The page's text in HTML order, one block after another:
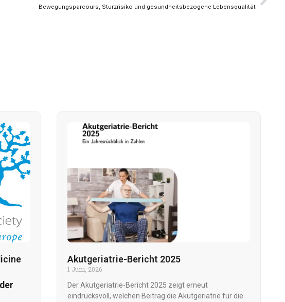
Bewegungsparcours, Sturzrisiko und gesundheitsbezogene Lebensqualität
Akutgeriatrie-Bericht 2025
1 Juni, 2026
Der Akutgeriatrie-Bericht 2025 zeigt erneut
eindrucksvoll, welchen Beitrag die Akutgeriatrie für die